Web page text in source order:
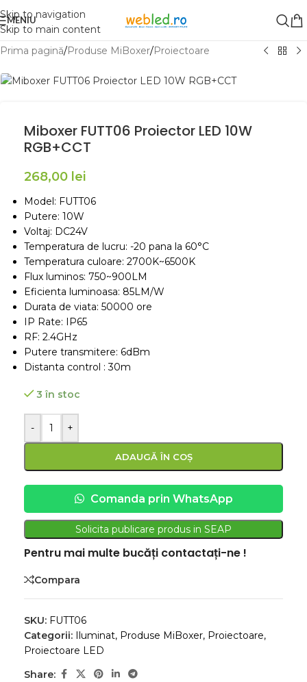
Skip to navigation
Skip to main content
MENIU
Prima pagină/Produse MiBoxer/Proiectoare
Miboxer FUTT06 Proiector LED 10W
RGB+CCT
268,00 lei
Model: FUTT06
Putere: 10W
Voltaj: DC24V
Temperatura de lucru: -20 pana la 60°C
Temperatura culoare: 2700K~6500K
Flux luminos: 750~900LM
Eficienta luminoasa: 85LM/W
Durata de viata: 50000 ore
IP Rate: IP65
RF: 2.4GHz
Putere transmitere: 6dBm
Distanta control : 30m
3 în stoc
- +
ADAUGĂ ÎN COȘ
Comanda prin WhatsApp
Solicita publicare produs in SEAP
Pentru mai multe bucăți contactați-ne !
Compara
SKU: FUTT06
Categorii:
Iluminat, Produse MiBoxer, Proiectoare,
Proiectoare LED
Share: